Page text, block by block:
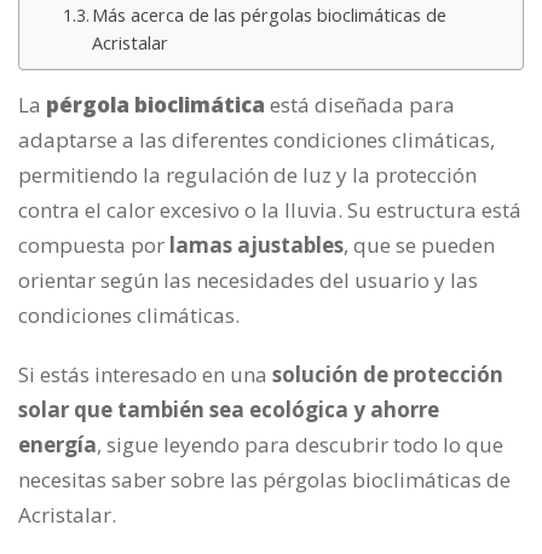
Más acerca de las pérgolas bioclimáticas de
Acristalar
La pérgola bioclimática está diseñada para
adaptarse a las diferentes condiciones climáticas,
permitiendo la regulación de luz y la protección
contra el calor excesivo o la lluvia. Su estructura está
compuesta por lamas ajustables, que se pueden
orientar según las necesidades del usuario y las
condiciones climáticas.
Si estás interesado en una solución de protección
solar que también sea ecológica y ahorre
energía, sigue leyendo para descubrir todo lo que
necesitas saber sobre las pérgolas bioclimáticas de
Acristalar.